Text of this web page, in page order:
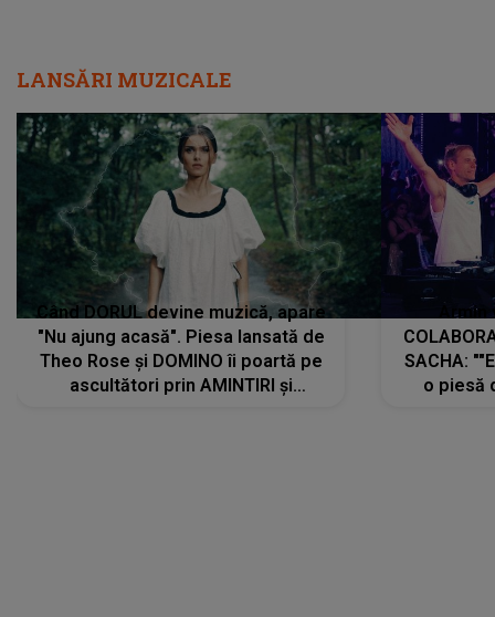
LANSĂRI MUZICALE
Când DORUL devine muzică, apare
"Nu ajung acasă". Piesa lansată de
Theo Rose și DOMINO îi poartă pe
ascultători prin AMINTIRI și
SACHA:
o piesă